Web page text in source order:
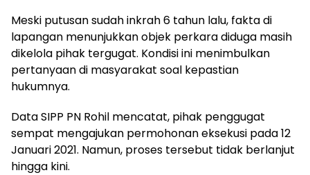
Meski putusan sudah inkrah 6 tahun lalu, fakta di
lapangan menunjukkan objek perkara diduga masih
dikelola pihak tergugat. Kondisi ini menimbulkan
pertanyaan di masyarakat soal kepastian
hukumnya.
Data SIPP PN Rohil mencatat, pihak penggugat
sempat mengajukan permohonan eksekusi pada 12
Januari 2021. Namun, proses tersebut tidak berlanjut
hingga kini.